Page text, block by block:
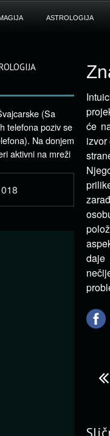
ASTROLOGIJA
će
daje
(Sa
telefona poziv se
Na donjem
aktivni na mreži